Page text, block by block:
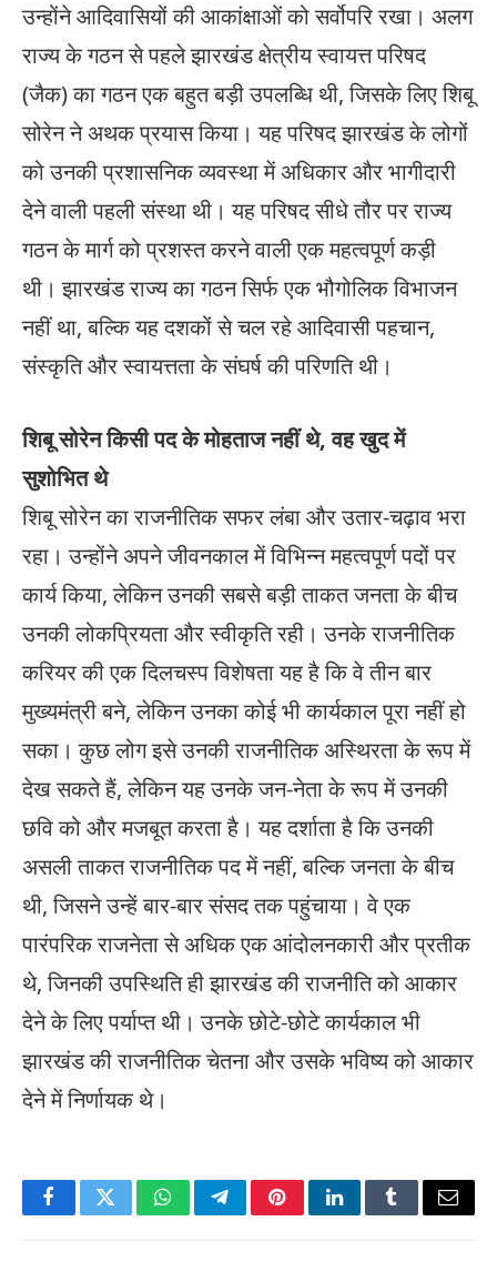
उन्होंने आदिवासियों की आकांक्षाओं को सर्वोपरि रखा। अलग
राज्य के गठन से पहले झारखंड क्षेत्रीय स्वायत्त परिषद
(जैक) का गठन एक बहुत बड़ी उपलब्धि थी, जिसके लिए शिबू
सोरेन ने अथक प्रयास किया। यह परिषद झारखंड के लोगों
को उनकी प्रशासनिक व्यवस्था में अधिकार और भागीदारी
देने वाली पहली संस्था थी। यह परिषद सीधे तौर पर राज्य
गठन के मार्ग को प्रशस्त करने वाली एक महत्वपूर्ण कड़ी
थी। झारखंड राज्य का गठन सिर्फ एक भौगोलिक विभाजन
नहीं था, बल्कि यह दशकों से चल रहे आदिवासी पहचान,
संस्कृति और स्वायत्तता के संघर्ष की परिणति थी।
शिबू सोरेन किसी पद के मोहताज नहीं थे, वह खुद में
सुशोभित थे
शिबू सोरेन का राजनीतिक सफर लंबा और उतार-चढ़ाव भरा
रहा। उन्होंने अपने जीवनकाल में विभिन्न महत्वपूर्ण पदों पर
कार्य किया, लेकिन उनकी सबसे बड़ी ताकत जनता के बीच
उनकी लोकप्रियता और स्वीकृति रही। उनके राजनीतिक
करियर की एक दिलचस्प विशेषता यह है कि वे तीन बार
मुख्यमंत्री बने, लेकिन उनका कोई भी कार्यकाल पूरा नहीं हो
सका। कुछ लोग इसे उनकी राजनीतिक अस्थिरता के रूप में
देख सकते हैं, लेकिन यह उनके जन-नेता के रूप में उनकी
छवि को और मजबूत करता है। यह दर्शाता है कि उनकी
असली ताकत राजनीतिक पद में नहीं, बल्कि जनता के बीच
थी, जिसने उन्हें बार-बार संसद तक पहुंचाया। वे एक
पारंपरिक राजनेता से अधिक एक आंदोलनकारी और प्रतीक
थे, जिनकी उपस्थिति ही झारखंड की राजनीति को आकार
देने के लिए पर्याप्त थी। उनके छोटे-छोटे कार्यकाल भी
झारखंड की राजनीतिक चेतना और उसके भविष्य को आकार
देने में निर्णायक थे।
FacebookTwitterWhatsAppTelegramPinterestLinkedInTumblrEmail